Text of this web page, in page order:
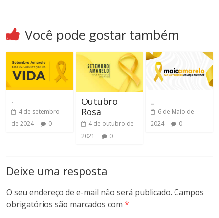
Rio
de
Janeiro.
Você pode gostar também
.
4 de setembro
de 2024
0
Outubro
Rosa
4 de outubro de
2021
0
6 de Maio de
2024
0
Deixe uma resposta
O seu endereço de e-mail não será publicado. Campos
obrigatórios são marcados com*